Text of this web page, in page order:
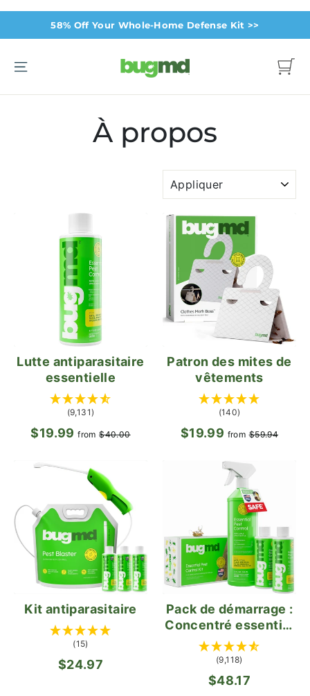
au
58% Off Your Whole-Home Defense Kit >>
À propos
Lutte antiparasitaire
essentielle
(9,131)
$19.99from Prix
$40.00Prix
Patron des mites de
vêtements
(140)
$19.99 from Prix
$59.94Prix
Kit antiparasitaire
(15)
$24.97
Pack de démarrage :
Concentré essentiel
BugMD
(9,118)
$48.17